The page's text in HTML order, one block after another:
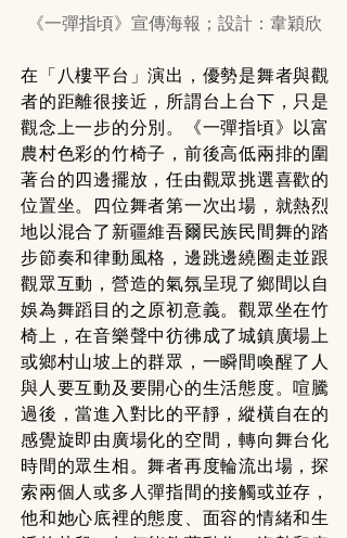
《一彈指頃》宣傳海報；設計：韋穎欣
在「八樓平台」演出，優勢是舞者與觀
者的距離很接近，所謂台上台下，只是
觀念上一步的分別。《一彈指頃》以富
農村色彩的竹椅子，前後高低兩排的圍
著台的四邊擺放，任由觀眾挑選喜歡的
位置坐。四位舞者第一次出場，就熱烈
地以混合了新疆維吾爾民族民間舞的踏
步節奏和律動風格，邊跳邊繞圈走並跟
觀眾互動，營造的氣氛呈現了鄉間以自
娛為舞蹈目的之原初意義。觀眾坐在竹
椅上，在音樂聲中彷彿成了城鎮廣場上
或鄉村山坡上的群眾，一瞬間喚醒了人
與人要互動及要開心的生活態度。喧騰
過後，當進入對比的平靜，縱橫自在的
感覺旋即由廣場化的空間，轉向舞台化
時間的眾生相。舞者再度輪流出場，探
索兩個人或多人彈指間的接觸或並存，
他和她心底裡的態度、面容的情緒和生